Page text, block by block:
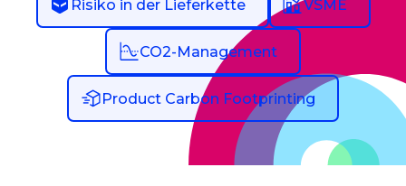
Risiko in der Lieferkette VSME
CO2-Management
Product Carbon Footprinting